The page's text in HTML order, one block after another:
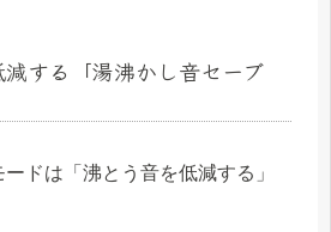
する「湯沸かし音セーブ
ドは「沸とう音を低減する」